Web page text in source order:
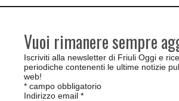
Vuoi rimanere sempre
Iscriviti alla newsletter di Friuli Oggi e
periodiche contenenti le ultime notizie
web!
* campo obbligatorio
Indirizzo email *